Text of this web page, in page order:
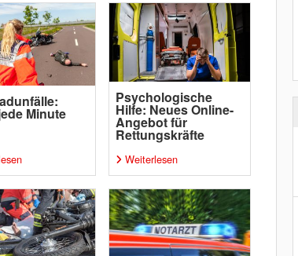
Minute
Psychologische
Hilfe: Neues Online-
Angebot für
Rettungskräfte
Weiterlesen